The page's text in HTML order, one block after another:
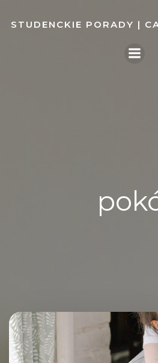
to
STUDENCKIE PORADY |